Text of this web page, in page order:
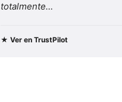
totalmente…
★Ver en TrustPilot